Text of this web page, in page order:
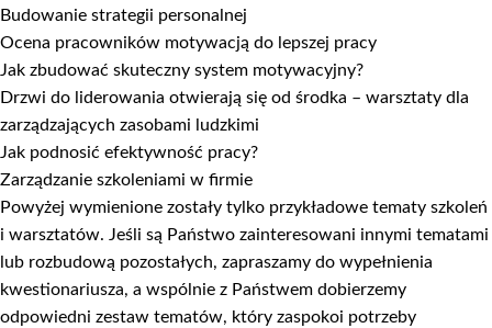
Budowanie strategii personalnej
Ocena pracowników motywacją do lepszej pracy
Jak zbudować skuteczny system motywacyjny?
Drzwi do liderowania otwierają się od środka – warsztaty dla
zarządzających zasobami ludzkimi
Jak podnosić efektywność pracy?
Zarządzanie szkoleniami w firmie
Powyżej wymienione zostały tylko przykładowe tematy szkoleń
i warsztatów. Jeśli są Państwo zainteresowani innymi tematami
lub rozbudową pozostałych, zapraszamy do wypełnienia
kwestionariusza, a wspólnie z Państwem dobierzemy
odpowiedni zestaw tematów, który zaspokoi potrzeby